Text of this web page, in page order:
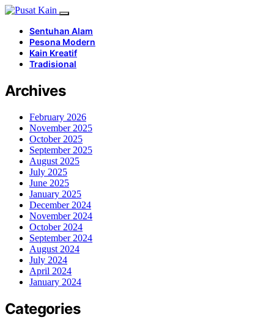
Sentuhan Alam
Pesona Modern
Kain Kreatif
Tradisional
Archives
February 2026
November 2025
October 2025
September 2025
August 2025
July 2025
June 2025
January 2025
December 2024
November 2024
October 2024
September 2024
August 2024
July 2024
April 2024
January 2024
Categories